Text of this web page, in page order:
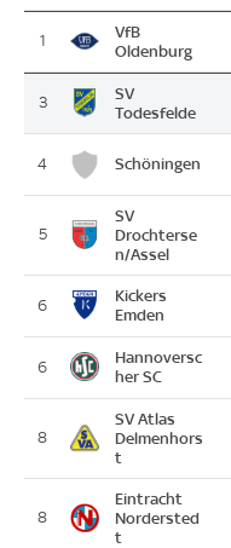
1
VfB
Oldenburg
3
SV
Todesfelde
4 Schöningen
5
SV
Drochterse
n/Assel
6
Kickers
Emden
6
Hannoversc
her SC
8
SV Atlas
Delmenhors
t
8
Eintracht
Nordersted
t